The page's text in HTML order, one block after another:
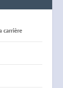
carrière